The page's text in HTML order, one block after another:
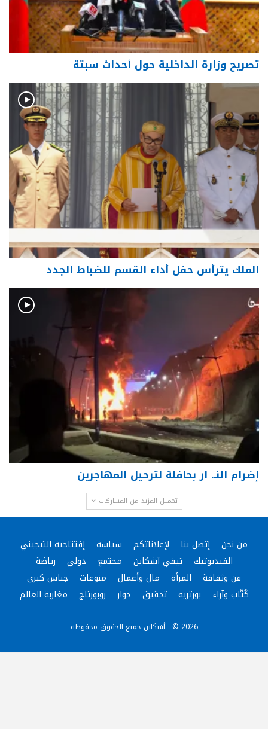
تصريح وزارة الداخلية حول أحداث سبتة
الملك يترأس حفل أداء القسم للضباط الجدد
إضرام النـ. ار بحافلة لترحيل المهاجرين
تحميل المزيد من المشاركات
من نحن إتصل بنا لإعلاناتكم سياسة
إفتتاحية التيجيني
الفيديوتيك
تيفي آشكاين مجتمع دولي
رياضة
فن وثقافة
المرأة مال وأعمال منوعات
جناس كبرى
كُتّاب وآراء
بورتريه تحقيق حوار روبورتاج مغاربة العالم
2026 © - أشكاين جميع الحقوق محفوظة